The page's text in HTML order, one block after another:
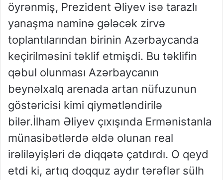
öyrənmiş, Prezident Əliyev isə tarazlı
yanaşma naminə gələcək zirvə
toplantılarından birinin Azərbaycanda
keçirilməsini təklif etmişdi. Bu təklifin
qəbul olunması Azərbaycanın
beynəlxalq arenada artan nüfuzunun
göstəricisi kimi qiymətləndirilə
bilər.İlham Əliyev çıxışında Ermənistanla
münasibətlərdə əldə olunan real
irəliləyişləri də diqqətə çatdırdı. O qeyd
etdi ki, artıq doqquz aydır tərəflər sülh